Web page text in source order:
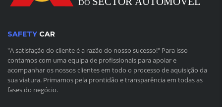
SAFETY CAR
"A satisfação do cliente é a razão do nosso sucesso!" Para isso
contamos com uma equipa de profissionais para apoiar e
acompanhar os nossos clientes em todo o processo de aquisição da
sua viatura. Primamos pela prontidão e transparência em todas as
fases do negócio.